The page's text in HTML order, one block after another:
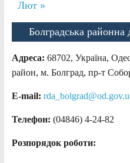
Лют »
Болградська районна
Адреса: 68702, Україна,
район, м. Болград, пр-т
E-mail:
Телефон: (04846) 4-24-82
Розпорядок роботи: